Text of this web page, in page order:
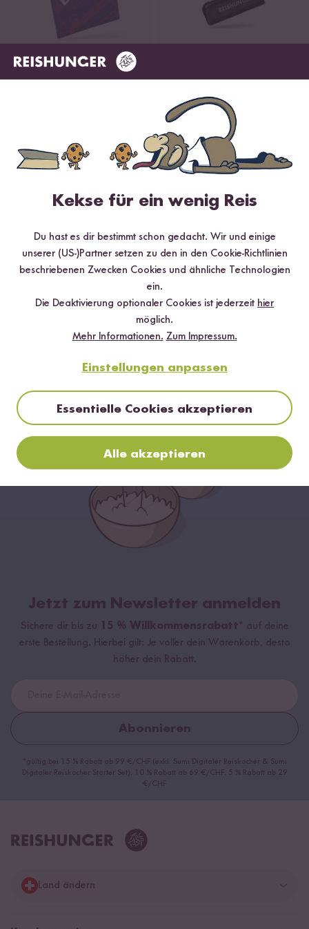
Loading...
Reishunger Clip
ab CHF 3.20
Loading...
BALD ZURÜCK
64
Reisverschluss
Jetzt zum Newsletter anmelden
Sichere dir bis zu 15 % Willkommensrabatt* auf deine
erste Bestellung. Hierbei gilt: Je voller dein Warenkorb, desto
höher dein Rabatt.
Abonnieren
*gültig bei 15 % Rabatt ab 99 €/CHF (exkl. Sumi Digitaler Reiskocher & Sumi
Digitaler Reiskocher Starter Set), 10 % Rabatt ab 69 €/CHF, 5 % Rabatt ab 29
€/CHF
Land ändern
Kekse für ein wenig Reis
Du hast es dir bestimmt schon gedacht. Wir und einige
unserer (US-)Partner setzen zu den in den Cookie-Richtlinien
beschriebenen Zwecken Cookies und ähnliche Technologien
ein.
Die Deaktivierung optionaler Cookies ist jederzeit hier
möglich.
Mehr Informationen. Zum Impressum.
Einstellungen anpassen
Essentielle Cookies akzeptieren
Alle akzeptieren